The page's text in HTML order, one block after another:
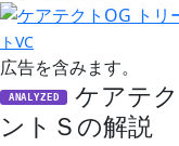
トVC
広告を含みます。
ANALYZED
ケアテ
ントＳの解説